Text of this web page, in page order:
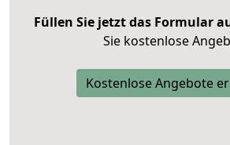
Füllen Sie jetzt das Formular
Sie kostenlose
Kostenlose Angebote